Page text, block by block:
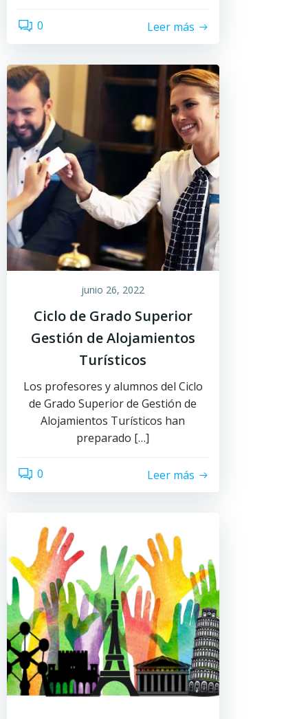
0 Leer más
junio 26, 2022
Ciclo de Grado Superior
Gestión de Alojamientos
Turísticos
Los profesores y alumnos del Ciclo
de Grado Superior de Gestión de
Alojamientos Turísticos han
preparado […]
0 Leer más